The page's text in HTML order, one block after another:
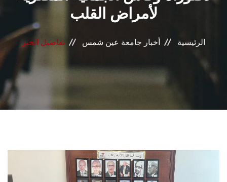
المراكز والوحدات
الأنظمة الذكية
تواصل معنا
لأمراض القلب
الرئيسية أخبار جامعة عين شمس تفاصيل الخبر